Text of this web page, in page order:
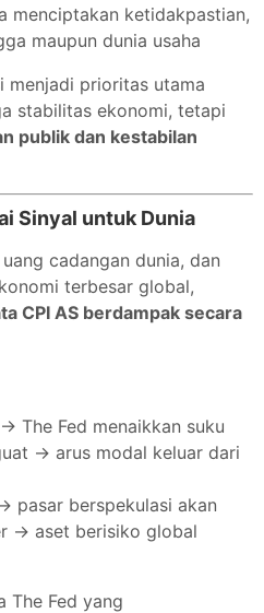
menciptakan ketidakpastian,
maupun dunia usaha
menjadi prioritas utama
stabilitas ekonomi, tetapi
publik dan kestabilan
Sinyal untuk Dunia
cadangan dunia, dan
terbesar global,
CPI AS berdampak secara
The Fed menaikkan suku
→ arus modal keluar dari
pasar berspekulasi akan
→ aset berisiko global
The Fed yang